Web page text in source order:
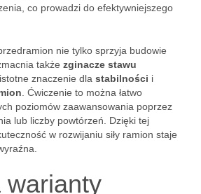
co prowadzi do efektywniejszego
nie tylko sprzyja budowie
także zginacze stawu
istotne znaczenie dla stabilności i
. Ćwiczenie to można łatwo
poziomów zaawansowania poprzez
lub liczby powtórzeń. Dzięki tej
w rozwijaniu siły ramion staje
warianty